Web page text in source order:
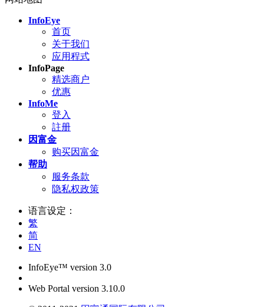
InfoEye
首页
关于我们
应用程式
InfoPage
精选商户
优惠
InfoMe
登入
註册
因富金
购买因富金
帮助
服务条款
隐私权政策
语言设定：
繁
简
EN
InfoEye™ version 3.0
Web Portal version 3.10.0